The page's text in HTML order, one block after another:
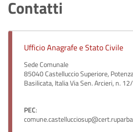
Contatti
Ufficio Anagrafe e Stato Civile
Sede Comunale
85040 Castelluccio Superiore,
Basilicata, Italia Via Sen. Arcieri, n.
PEC: